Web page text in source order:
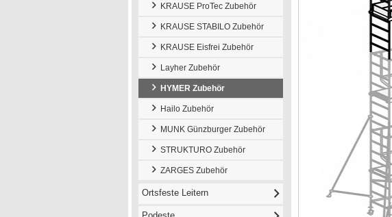
KRAUSE ProTec Zubehör
KRAUSE STABILO Zubehör
KRAUSE Eisfrei Zubehör
Layher Zubehör
HYMER Zubehör
Hailo Zubehör
MUNK Günzburger Zubehör
STRUKTURO Zubehör
ZARGES Zubehör
Ortsfeste Leitern